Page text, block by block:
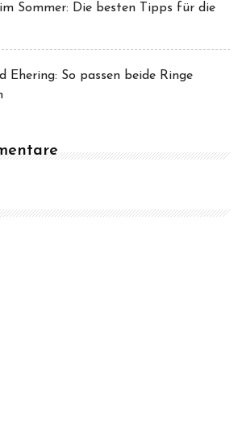
im Sommer: Die besten Tipps für die
Ehering: So passen beide Ringe